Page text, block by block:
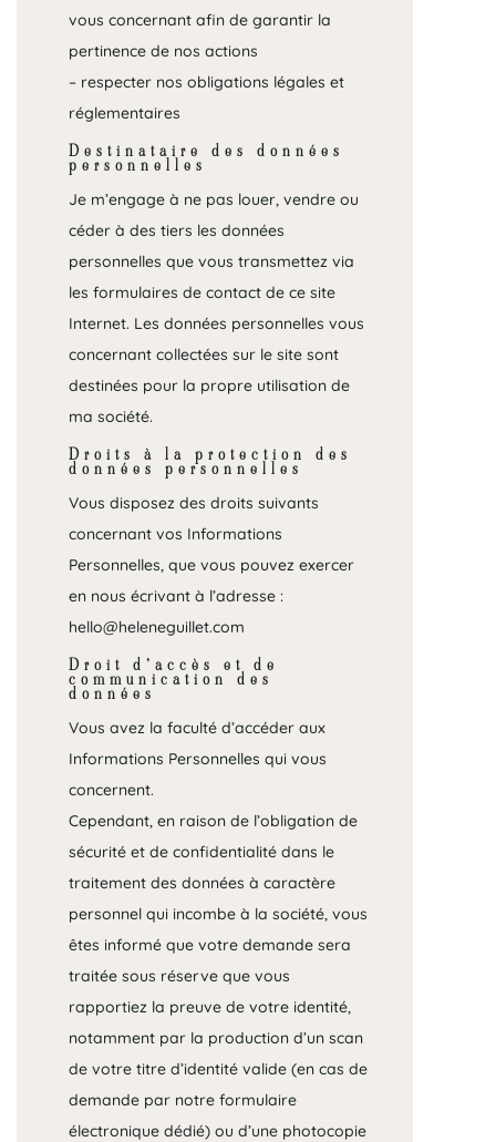
vous concernant afin de garantir la
pertinence de nos actions
– respecter nos obligations légales et
réglementaires
Destinataire des données
personnelles
Je m’engage à ne pas louer, vendre ou
céder à des tiers les données
personnelles que vous transmettez via
les formulaires de contact de ce site
Internet. Les données personnelles vous
concernant collectées sur le site sont
destinées pour la propre utilisation de
ma société.
Droits à la protection des
données personnelles
Vous disposez des droits suivants
concernant vos Informations
Personnelles, que vous pouvez exercer
en nous écrivant à l’adresse :
hello@heleneguillet.com
Droit d’accès et de
communication des
données
Vous avez la faculté d’accéder aux
Informations Personnelles qui vous
concernent.
Cependant, en raison de l’obligation de
sécurité et de confidentialité dans le
traitement des données à caractère
personnel qui incombe à la société, vous
êtes informé que votre demande sera
traitée sous réserve que vous
rapportiez la preuve de votre identité,
notamment par la production d’un scan
de votre titre d’identité valide (en cas de
demande par notre formulaire
électronique dédié) ou d’une photocopie